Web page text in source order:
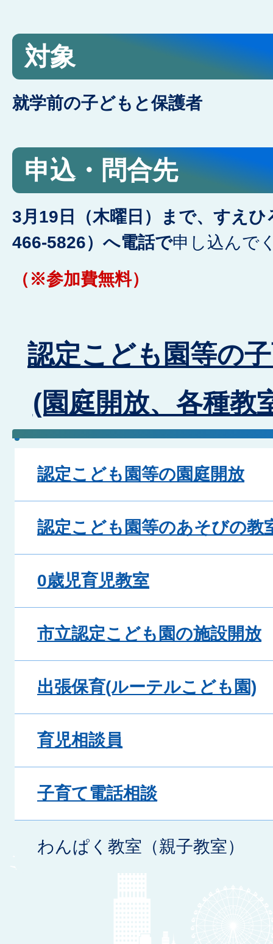
対象
就学前の子どもと保護者
申込・問合先
3月19日（木曜日）まで、すえ
466-5826）へ電話で申し込んで
（※参加費無料）
認定こども園等の
(園庭開放、各種教
認定こども園等の園庭開放
認定こども園等のあそびの教
0歳児育児教室
市立認定こども園の施設開放
出張保育(ルーテルこども園)
育児相談員
子育て電話相談
わんぱく教室（親子教室）